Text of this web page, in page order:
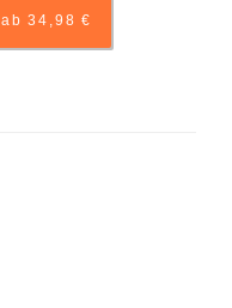
ab 34,98 €